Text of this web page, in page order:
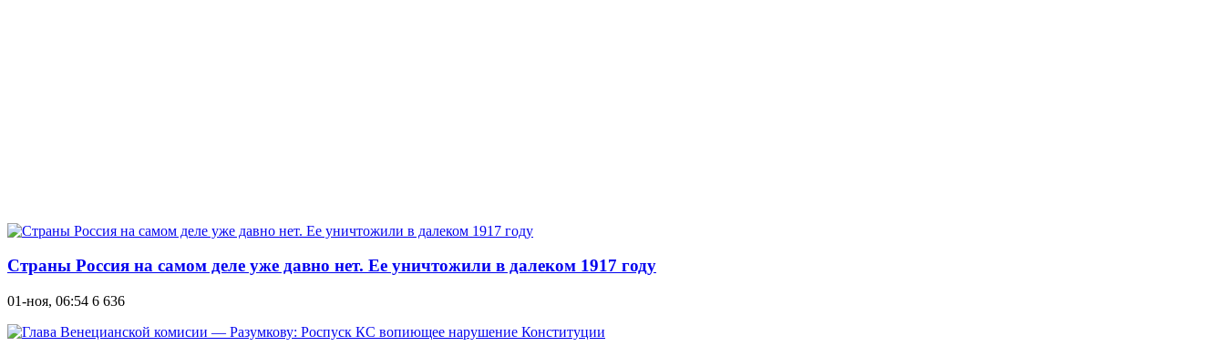
Страны Россия на самом деле уже давно нет. Ее уничтожили в далеком 1917 году
01-ноя, 06:54 6 636